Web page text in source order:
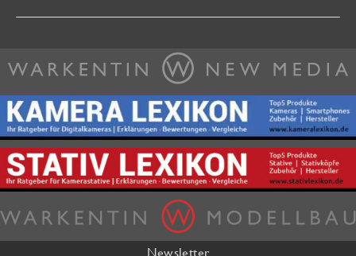
Mit
Newsletter